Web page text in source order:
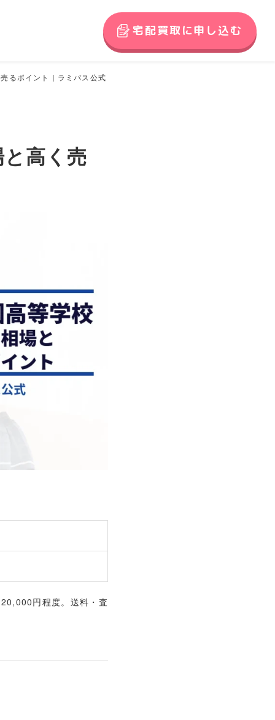
宅配買取に申し込む
るポイント｜ラミパス公式
高く売
円程度。送料・査